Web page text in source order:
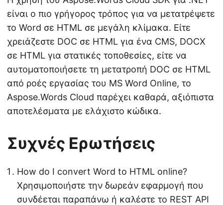
είναι ο πιο γρήγορος τρόπος για να μετατρέψετε
το Word σε HTML σε μεγάλη κλίμακα. Είτε
χρειάζεστε DOC σε HTML για ένα CMS, DOCX
σε HTML για στατικές τοποθεσίες, είτε να
αυτοματοποιήσετε τη μετατροπή DOC σε HTML
από ροές εργασίας του MS Word Online, το
Aspose.Words Cloud παρέχει καθαρά, αξιόπιστα
αποτελέσματα με ελάχιστο κώδικα.
Συχνές Ερωτήσεις
How do I convert Word to HTML online?
Χρησιμοποιήστε την δωρεάν εφαρμογή που
συνδέεται παραπάνω ή καλέστε το REST API